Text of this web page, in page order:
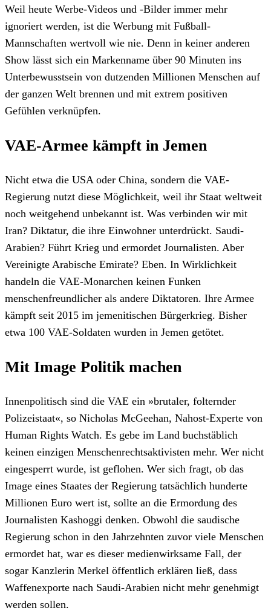
Weil heute Werbe-Videos und -Bilder immer mehr
ignoriert werden, ist die Werbung mit Fußball-
Mannschaften wertvoll wie nie. Denn in keiner anderen
Show lässt sich ein Markenname über 90 Minuten ins
Unterbewusstsein von dutzenden Millionen Menschen auf
der ganzen Welt brennen und mit extrem positiven
Gefühlen verknüpfen.
VAE-Armee kämpft in Jemen
Nicht etwa die USA oder China, sondern die VAE-
Regierung nutzt diese Möglichkeit, weil ihr Staat weltweit
noch weitgehend unbekannt ist. Was verbinden wir mit
Iran? Diktatur, die ihre Einwohner unterdrückt. Saudi-
Arabien? Führt Krieg und ermordet Journalisten. Aber
Vereinigte Arabische Emirate? Eben. In Wirklichkeit
handeln die VAE-Monarchen keinen Funken
menschenfreundlicher als andere Diktatoren. Ihre Armee
kämpft seit 2015 im jemenitischen Bürgerkrieg. Bisher
etwa 100 VAE-Soldaten wurden in Jemen getötet.
Mit Image Politik machen
Innenpolitisch sind die VAE ein »brutaler, folternder
Polizeistaat«, so Nicholas McGeehan, Nahost-Experte von
Human Rights Watch. Es gebe im Land buchstäblich
keinen einzigen Menschenrechtsaktivisten mehr. Wer nicht
eingesperrt wurde, ist geflohen. Wer sich fragt, ob das
Image eines Staates der Regierung tatsächlich hunderte
Millionen Euro wert ist, sollte an die Ermordung des
Journalisten Kashoggi denken. Obwohl die saudische
Regierung schon in den Jahrzehnten zuvor viele Menschen
ermordet hat, war es dieser medienwirksame Fall, der
sogar Kanzlerin Merkel öffentlich erklären ließ, dass
Waffenexporte nach Saudi-Arabien nicht mehr genehmigt
werden sollen.